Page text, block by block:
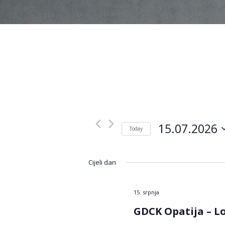
Today 15.07.2026
Cijeli dan
15. srpnja
GDCK Opatija –